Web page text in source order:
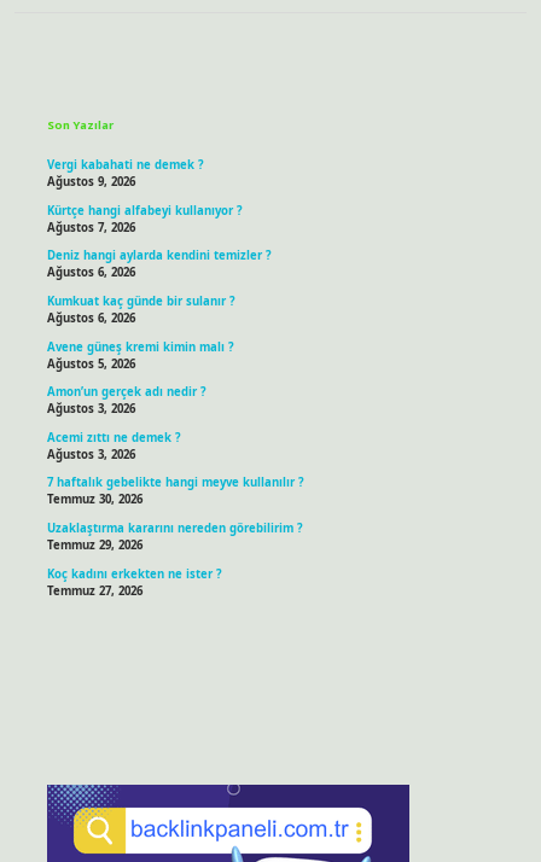
Son Yazılar
Vergi kabahati ne demek ?
Ağustos 9, 2026
Kürtçe hangi alfabeyi kullanıyor ?
Ağustos 7, 2026
Deniz hangi aylarda kendini temizler ?
Ağustos 6, 2026
Kumkuat kaç günde bir sulanır ?
Ağustos 6, 2026
Avene güneş kremi kimin malı ?
Ağustos 5, 2026
Amon’un gerçek adı nedir ?
Ağustos 3, 2026
Acemi zıttı ne demek ?
Ağustos 3, 2026
7 haftalık gebelikte hangi meyve kullanılır ?
Temmuz 30, 2026
Uzaklaştırma kararını nereden görebilirim ?
Temmuz 29, 2026
Koç kadını erkekten ne ister ?
Temmuz 27, 2026